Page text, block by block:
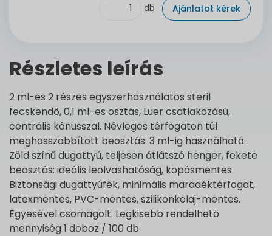
db
Ajánlatot kérek
Részletes leírás
2 ml-es 2 részes egyszerhasználatos steril
fecskendő, 0,1 ml-es osztás, Luer csatlakozású,
centrális kónusszal. Névleges térfogaton túl
meghosszabbított beosztás: 3 ml-ig használható.
Zöld színű dugattyú, teljesen átlátszó henger, fekete
beosztás: ideális leolvashatóság, kopásmentes.
Biztonsági dugattyúfék, minimális maradéktérfogat,
latexmentes, PVC-mentes, szilikonkolaj-mentes.
Egyesével csomagolt. Legkisebb rendelhető
mennyiség 1 doboz / 100 db